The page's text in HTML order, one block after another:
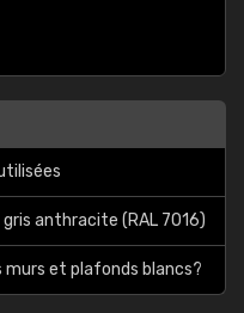
gris anthracite (RAL 7016)
murs et plafonds blancs?